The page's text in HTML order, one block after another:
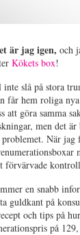
är jag igen, och
Kökets box!
slå på stora
får hem roliga
att göra samma
men det
problemet. När jag
förvärvade
en snabb
guldkant på
och tips på
på